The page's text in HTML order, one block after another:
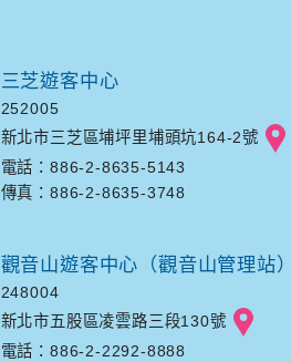
三芝遊客中心
252005
新北市三芝區埔坪里埔頭坑164-2號
電話：886-2-8635-5143
傳真：886-2-8635-3748
觀音山遊客中心（觀音山管理站）
248004
新北市五股區凌雲路三段130號
電話：886-2-2292-8888